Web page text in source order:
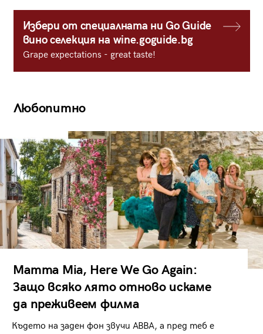
Избери от специалната ни Go Guide
вино селекция на wine.goguide.bg
Grape expectations - great taste!
Любопитно
Mamma Mia, Here We Go Again:
Защо всяко лято отново искаме
да преживеем филма
Където на заден фон звучи ABBA, а пред теб е